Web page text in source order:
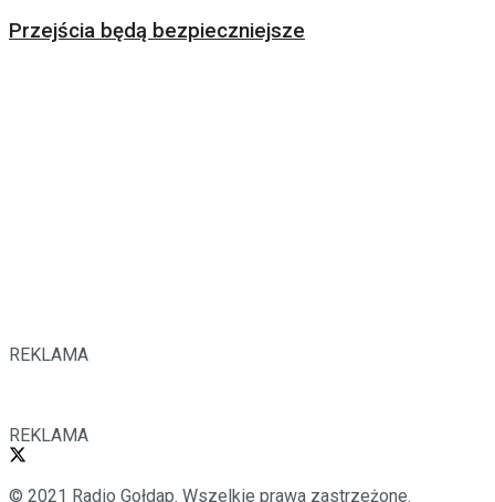
Przejścia będą bezpieczniejsze
REKLAMA
REKLAMA
© 2021 Radio Gołdap. Wszelkie prawa zastrzeżone.